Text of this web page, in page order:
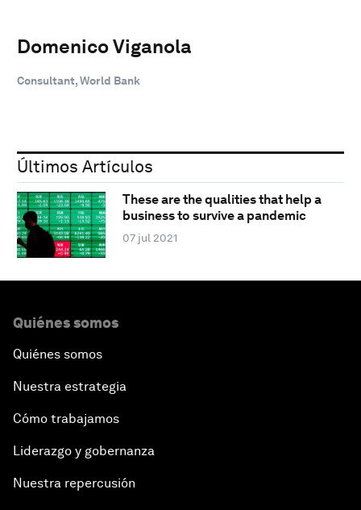
Domenico Viganola
Consultant, World Bank
Últimos Artículos
These are the qualities that help a
business to survive a pandemic
07 jul 2021
Quiénes somos
Quiénes somos
Nuestra estrategia
Cómo trabajamos
Liderazgo y gobernanza
Nuestra repercusión